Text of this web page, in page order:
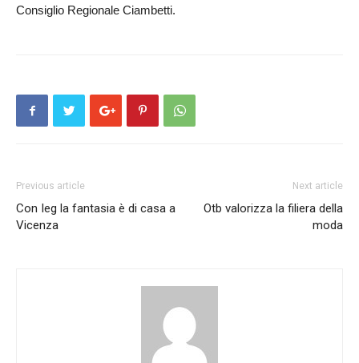
Consiglio Regionale Ciambetti.
Previous article
Con Ieg la fantasia è di casa a
Vicenza
Next article
Otb valorizza la filiera della
moda